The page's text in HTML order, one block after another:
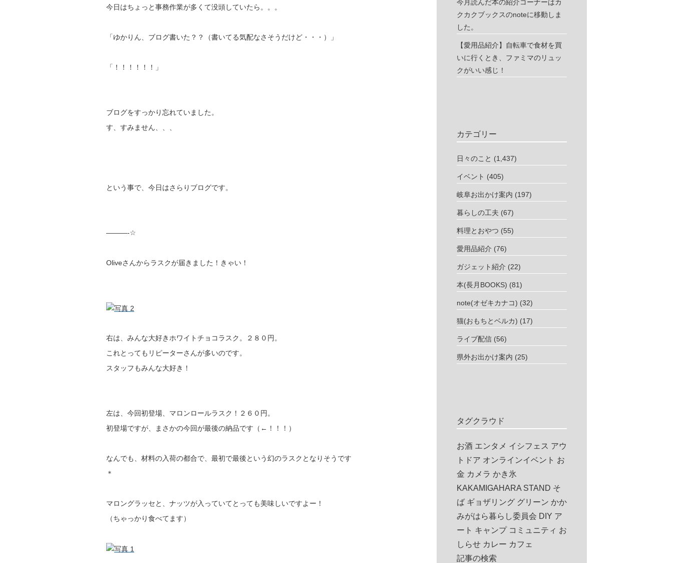
今日はちょっと事務作業が多くて没頭していたら。。。
「ゆかりん、ブログ書いた？？（書いてる気配なさそうだけど・・・）」
「！！！！！！」
ブログをすっかり忘れていました。
す、すみません、、、
という事で、今日はさらりブログです。
———-☆
Oliveさんからラスクが届きました！きゃい！
右は、みんな大好きホワイトチョコラスク。２８０円。
これとってもリピーターさんが多いのです。
スタッフもみんな大好き！
左は、今回初登場、マロンロールラスク！２６０円。
初登場ですが、まさかの今回が最後の納品です（←！！！）
なんでも、材料の入荷の都合で、最初で最後という幻のラスクとなりそうです
＊
マロングラッセと、ナッツが入っていてとっても美味しいですよー！
（ちゃっかり食べてます）
今月読んだ本の紹介コーナーはカ
クカクブックスのnoteに移動しま
した。
【愛用品紹介】自転車で食材を買
いに行くとき、ファミマのリュッ
クがいい感じ！
カテゴリー
日々のこと (1,437)
イベント (405)
岐阜お出かけ案内 (197)
暮らしの工夫 (67)
料理とおやつ (55)
愛用品紹介 (76)
ガジェット紹介 (22)
本(長月BOOKS) (81)
note(オゼキカナコ) (32)
猫(おもちとベルカ) (17)
ライブ配信 (56)
県外お出かけ案内 (25)
タグクラウド
お酒 エンタメ イシフェス アウ
トドア オンラインイベント お
金 カメラ かき氷
KAKAMIGAHARA STAND そ
ば ギョザリング グリーン かか
みがはら暮らし委員会 DIY ア
ート キャンプ コミュニティ お
しらせ カレー カフェ
記事の検索